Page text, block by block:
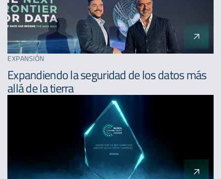
EXPANSIÓN
Expandiendo la seguridad de los datos más
allá de la tierra